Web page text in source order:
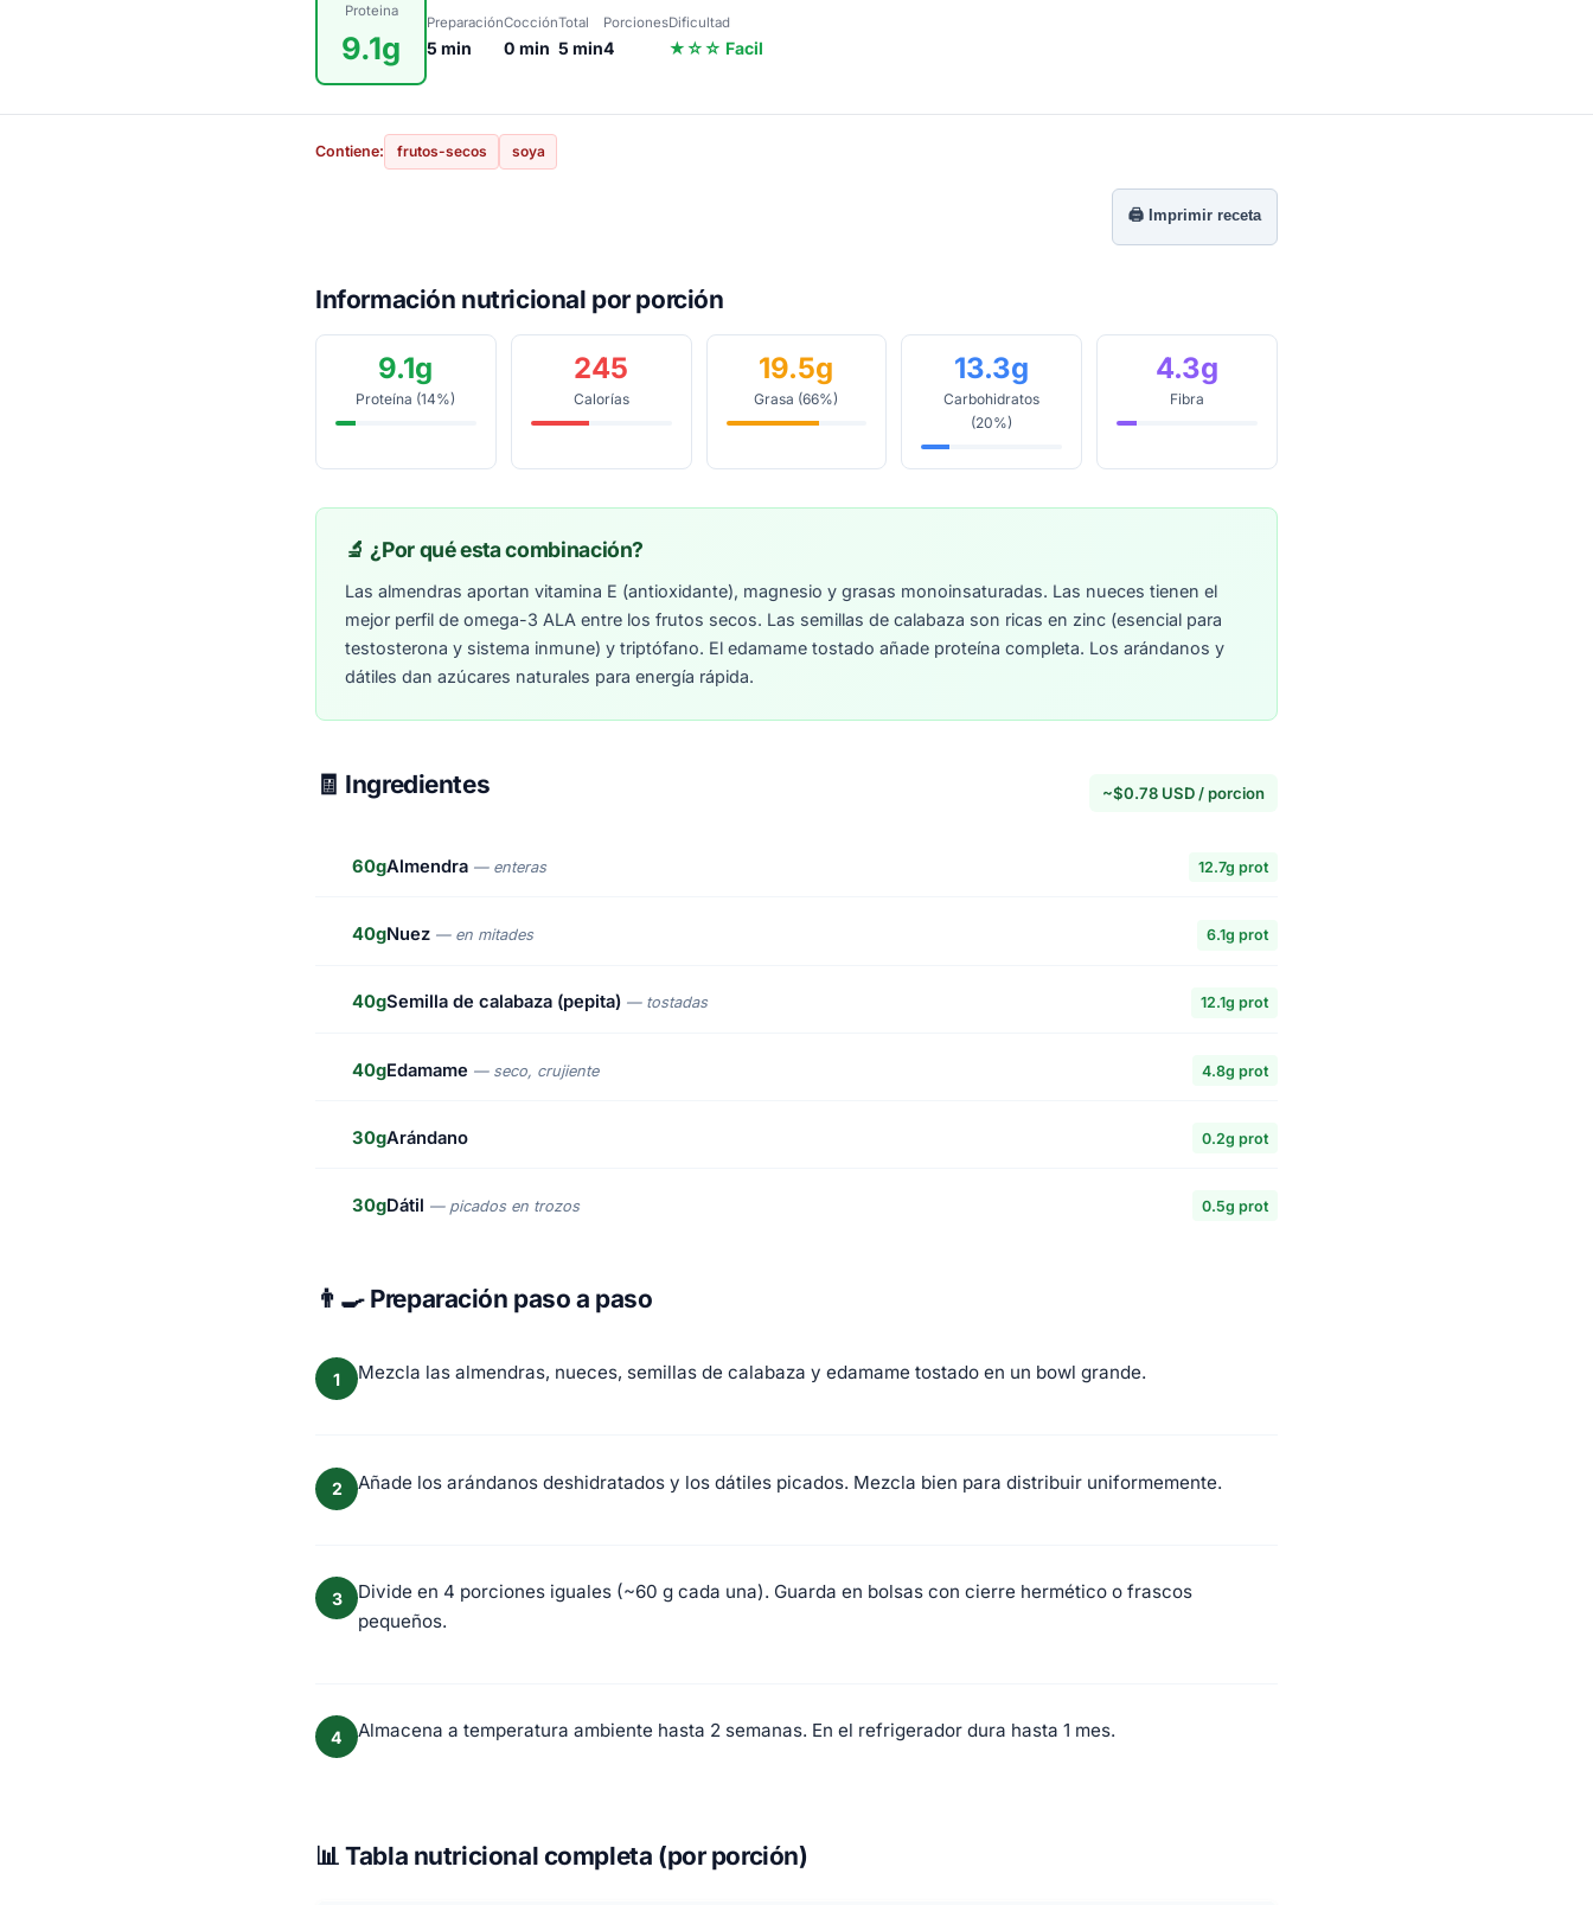
Proteina
9.1g
Preparación
5 min
Cocción
0 min
Total
5 min
Porciones
4
Dificultad
★☆☆ Facil
Contiene: frutos-secos soya
🖨️ Imprimir receta
Información nutricional por porción
9.1g
Proteína (14%)
245
Calorías
19.5g
Grasa (66%)
13.3g
Carbohidratos
(20%)
4.3g
Fibra
🔬 ¿Por qué esta combinación?
Las almendras aportan vitamina E (antioxidante), magnesio y grasas monoinsaturadas. Las nueces tienen el
mejor perfil de omega-3 ALA entre los frutos secos. Las semillas de calabaza son ricas en zinc (esencial para
testosterona y sistema inmune) y triptófano. El edamame tostado añade proteína completa. Los arándanos y
dátiles dan azúcares naturales para energía rápida.
🧾 Ingredientes ~$0.78 USD / porcion
60gAlmendra — enteras 12.7g prot
40gNuez — en mitades 6.1g prot
40gSemilla de calabaza (pepita) — tostadas 12.1g prot
40gEdamame — seco, crujiente 4.8g prot
30gArándano 0.2g prot
30gDátil — picados en trozos 0.5g prot
👨‍🍳 Preparación paso a paso
1 Mezcla las almendras, nueces, semillas de calabaza y edamame tostado en un bowl grande.
2 Añade los arándanos deshidratados y los dátiles picados. Mezcla bien para distribuir uniformemente.
3
Divide en 4 porciones iguales (~60 g cada una). Guarda en bolsas con cierre hermético o frascos
pequeños.
4 Almacena a temperatura ambiente hasta 2 semanas. En el refrigerador dura hasta 1 mes.
📊 Tabla nutricional completa (por porción)